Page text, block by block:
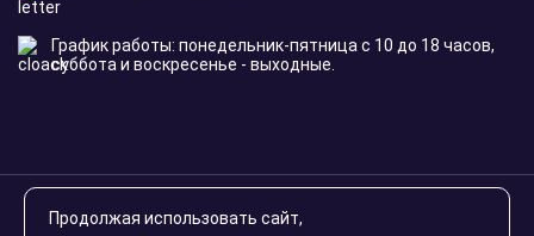
График работы: понедельник-пятница с 10 до 18 часов,
суббота и воскресенье - выходные.
Продолжая использовать сайт,